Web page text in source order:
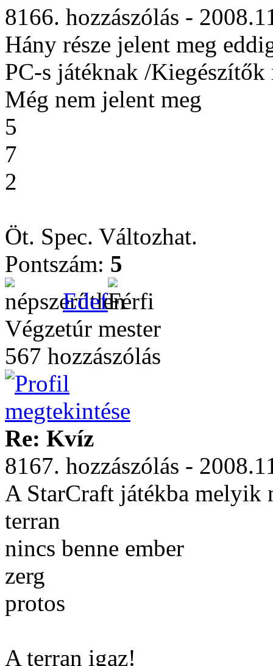
8166. hozzászólás -
Hány része jelent meg
PC-s játéknak /
Még nem jelent meg
5
7
2
Öt. Spec. Változhat.
Pontszám: 5
Edef
Végzetúr mester
567 hozzászólás
Re: Kvíz
8167. hozzászólás -
A StarCraft játékba melyik
terran
nincs benne ember
zerg
protos
A terran igaz!